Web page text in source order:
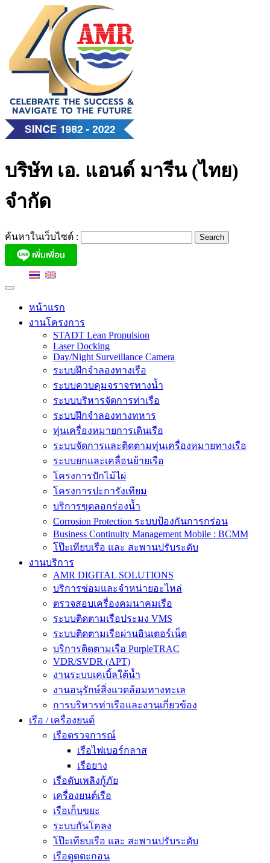
content
บริษัท เอ. แอนด์ มารีน (ไทย)
จำกัด
ค้นหาในเว็บไซต์ :
หน้าแรก
งานโครงการ
STADT Lean Propulsion
Laser Docking
Day/Night Surveillance Camera
ระบบฝึกจำลองทางเรือ
ระบบควบคุมจราจรทางน้ำ
ระบบบริหารจัดการท่าเรือ
ระบบฝึกจำลองทางทหาร
ทุ่นเครื่องหมายการเดินเรือ
ระบบจัดการและติดตามทุ่นเครื่องหมายทางเรือ
ระบบยกและเคลื่อนย้ายเรือ
โครงการปักไม้ไผ่
โครงการปะการังเทียม
บริการขุดลอกร่องน้ำ
Corrosion Protection ระบบป้องกันการกร่อน
Business Continuity Management Mobile : BCMM
โป๊ะเทียบเรือ และ สะพานปรับระดับ
งานบริการ
AMR DIGITAL SOLUTIONS
บริการซ่อมและจำหน่ายอะไหล่
ตรวจสอบเครื่องคมนาคมเรือ
ระบบติดตามเรือประมง VMS
ระบบติดตามเรือผ่านอินเตอร์เน็ต
บริการติดตามเรือ PurpleTRAC
VDR/SVDR (APT)
งานระบบเคเบิ้ลใต้น้ำ
งานอนุรักษ์สิ่งแวดล้อมทางทะเล
การบริหารท่าเรือและงานเกี่ยวข้อง
เรือ / เครื่องยนต์
เรือตรวจการณ์
เรือไฟเบอร์กลาส
เรือยาง
เรือดับเพลิงกู้ภัย
เครื่องยนต์เรือ
เรือเก็บขยะ
ระบบกันโคลง
โป๊ะเทียบเรือ และ สะพานปรับระดับ
เรือดูดตะกอน